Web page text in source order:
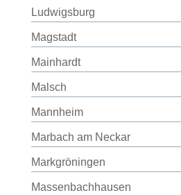
Ludwigsburg
Magstadt
Mainhardt
Malsch
Mannheim
Marbach am Neckar
Markgröningen
Massenbachhausen